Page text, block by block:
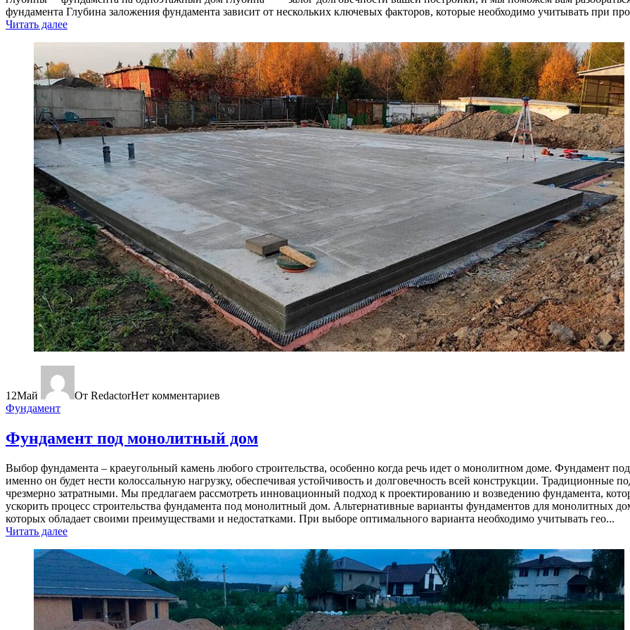
фундамента Глубина заложения фундамента зависит от нескольких ключевых факторов, которые необходимо учитывать при
Читать далее
12Май От RedactorНет комментариев
Фундамент
Фундамент под монолитный дом
Выбор фундамента – краеугольный камень любого строительства, особенно когда речь идет о монолитном доме. Фундамент
именно он будет нести колоссальную нагрузку, обеспечивая устойчивость и долговечность всей конструкции. Традиционные
чрезмерно затратными. Мы предлагаем рассмотреть инновационный подход к проектированию и возведению фундамента,
ускорить процесс строительства фундамента под монолитный дом. Альтернативные варианты фундаментов для монолитных
которых обладает своими преимуществами и недостатками. При выборе оптимального варианта необходимо учитывать гео...
Читать далее